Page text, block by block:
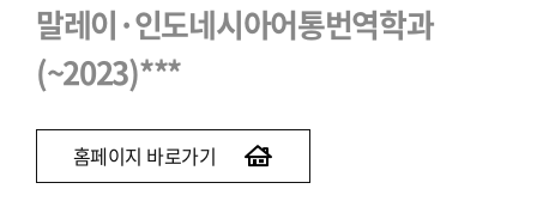
말레이·인도네시아어통번역학과
(~2023)***
홈페이지 바로가기